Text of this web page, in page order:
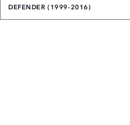
DEFENDER (1999-2016)